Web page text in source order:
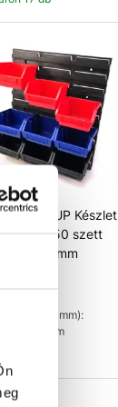
GROUP Készlet
350 szett
(axbxc mm):
mm
25 db